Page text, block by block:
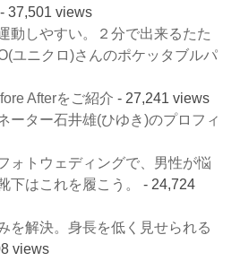
- 37,501 views
動しやすい。２分で出来るたた
ユニクロ)さんのポケッタブルパ
Afterをご紹介 - 27,241 views
ーター石井雄(ひゆき)のプロフィ
ォトウェディングで、男性が悩
下はこれを履こう。
- 24,724
を解決。身長を低く見せられる
views